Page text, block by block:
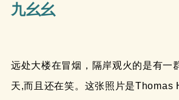
九幺幺
远处大楼在冒烟，隔岸观火的是有一
天,而且还在笑。这张照片是Thomas